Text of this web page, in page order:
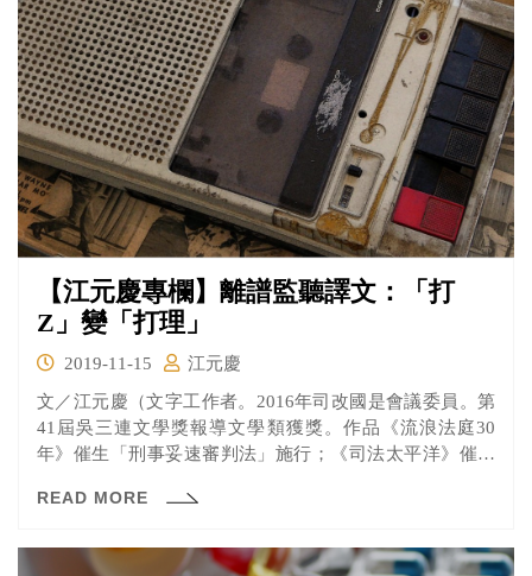
【江元慶專欄】離譜監聽譯文：「打
Z」變「打理」
2019-11-15
江元慶
文／江元慶（文字工作者。2016年司改國是會議委員。第
41屆吳三連文學獎報導文學類獲獎。作品《流浪法庭30
年》催生「刑事妥速審判法」施行；《司法太平洋》催生
READ MORE